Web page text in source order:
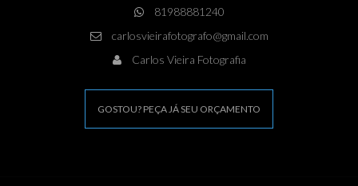
81988881240
carlosvieirafotografo@gmail.com
Carlos Vieira Fotografia
GOSTOU? PEÇA JÁ SEU ORÇAMENTO